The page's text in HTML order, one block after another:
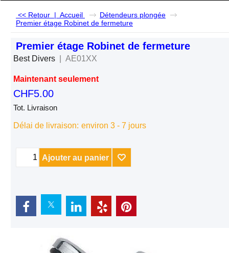
<< Retour | Accueil
Détendeurs plongée
Premier étage Robinet de fermeture
Premier étage Robinet de fermeture
Best Divers AE01XX
Maintenant seulement
CHF5.00
Tot. Livraison
Délai de livraison: environ 3 - 7 jours
Ajouter au panier